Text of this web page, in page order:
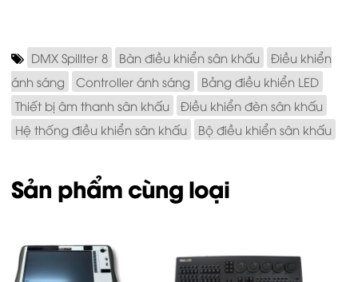
DMX Spillter 8 Bàn điều khiển sân khấu
Điều khiển
ánh sáng
Controller ánh sáng
Bảng điều khiển LED
Thiết bị âm thanh sân khấu
Điều khiển đèn sân khấu
Hệ thống điều khiển sân khấu
Bộ điều khiển sân khấu
Sản phẩm cùng loại